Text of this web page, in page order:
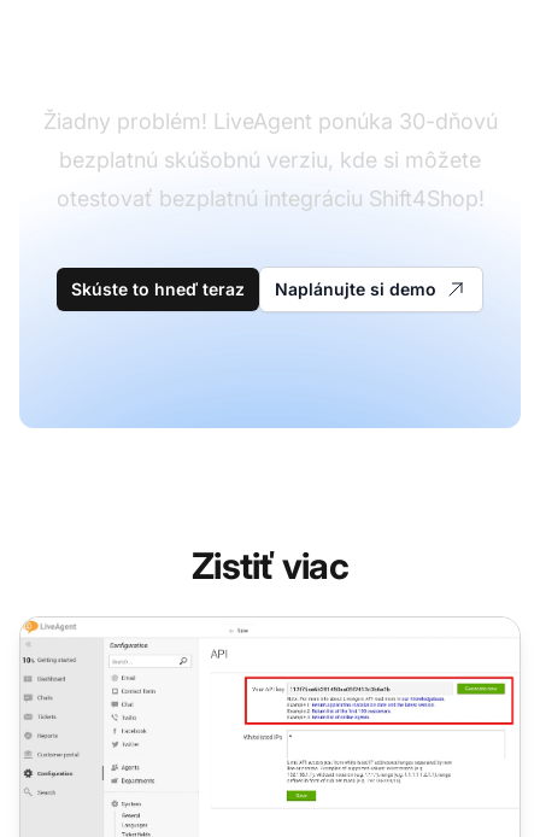
Žiadny problém! LiveAgent ponúka 30-dňovú
bezplatnú skúšobnú verziu, kde si môžete
otestovať bezplatnú integráciu Shift4Shop!
Skúste to hneď teraz Naplánujte si demo
Zistiť viac
Shopify